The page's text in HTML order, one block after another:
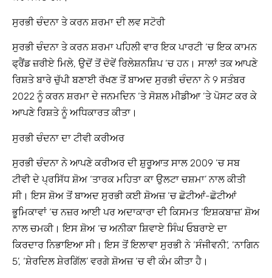
ਸੁਰਭੀ ਚੰਦਨਾ ਤੇ ਕਰਨ ਸ਼ਰਮਾ ਦੀ ਲਵ ਸਟੋਰੀ
ਸੁਰਭੀ ਚੰਦਨਾ ਤੇ ਕਰਨ ਸ਼ਰਮਾ ਪਹਿਲੀ ਵਾਰ ਇਕ ਪਾਰਟੀ ‘ਚ ਇਕ ਕਾਮਨ
ਫ੍ਰੈਂਡ ਜ਼ਰੀਏ ਮਿਲੇ, ਉਦੋਂ ਤੋਂ ਦੋਵੇਂ ਰਿਲੇਸ਼ਨਸ਼ਿਪ ‘ਚ ਹਨ। ਸਾਲਾਂ ਤਕ ਆਪਣੇ
ਰਿਸ਼ਤੇ ਬਾਰੇ ਚੁੱਪੀ ਬਣਾਈ ਰੱਖਣ ਤੋਂ ਬਾਅਦ ਸੁਰਭੀ ਚੰਦਨਾ ਨੇ 9 ਸਤੰਬਰ
2022 ਨੂੰ ਕਰਨ ਸ਼ਰਮਾ ਦੇ ਜਨਮਦਿਨ ‘ਤੇ ਸੋਸ਼ਲ ਮੀਡੀਆ ‘ਤੇ ਪੋਸਟ ਕਰ ਕੇ
ਆਪਣੇ ਰਿਸ਼ਤੇ ਨੂੰ ਅਧਿਕਾਰਤ ਕੀਤਾ।
ਸੁਰਭੀ ਚੰਦਨਾ ਦਾ ਟੀਵੀ ਕਰੀਅਰ
ਸੁਰਭੀ ਚੰਦਨਾ ਨੇ ਆਪਣੇ ਕਰੀਅਰ ਦੀ ਸ਼ੁਰੂਆਤ ਸਾਲ 2009 ‘ਚ ਸਬ
ਟੀਵੀ ਦੇ ਪ੍ਰਸਿੱਧ ਸ਼ੋਅ ‘ਤਾਰਕ ਮਹਿਤਾ ਕਾ ਉਲਟਾ ਚਸ਼ਮਾ’ ਨਾਲ ਕੀਤੀ
ਸੀ। ਇਸ ਸ਼ੋਅ ਤੋਂ ਬਾਅਦ ਸੁਰਭੀ ਕਈ ਸ਼ੋਅਜ਼ ‘ਚ ਛੋਟੀਆਂ-ਛੋਟੀਆਂ
ਭੂਮਿਕਾਵਾਂ ‘ਚ ਨਜ਼ਰ ਆਈ ਪਰ ਅਦਾਕਾਰਾ ਦੀ ਕਿਸਮਤ ‘ਇਸ਼ਕਬਾਜ਼’ ਸ਼ੋਅ
ਨਾਲ ਚਮਕੀ। ਇਸ ਸ਼ੋਅ ‘ਚ ਅਨੀਕਾ ਸ਼ਿਵਾਏ ਸਿੰਘ ਓਬਰਾਏ ਦਾ
ਕਿਰਦਾਰ ਨਿਭਾਇਆ ਸੀ। ਇਸ ਤੋਂ ਇਲਾਵਾ ਸੁਰਭੀ ਨੇ ‘ਸੰਜੀਵਨੀ’, ‘ਨਾਗਿਨ
5’, ‘ਸ਼ੇਰਦਿਲ ਸ਼ੇਰਗਿੱਲ’ ਵਰਗੇ ਸ਼ੋਅਜ਼ ‘ਚ ਵੀ ਕੰਮ ਕੀਤਾ ਹੈ।